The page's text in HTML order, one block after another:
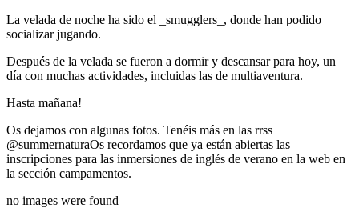
La velada de noche ha sido el _smugglers_, donde han podido
socializar jugando.
Después de la velada se fueron a dormir y descansar para hoy, un
día con muchas actividades, incluidas las de multiaventura.
Hasta mañana!
Os dejamos con algunas fotos. Tenéis más en las rrss
@summernaturaOs recordamos que ya están abiertas las
inscripciones para las inmersiones de inglés de verano en la web en
la sección campamentos.
no images were found